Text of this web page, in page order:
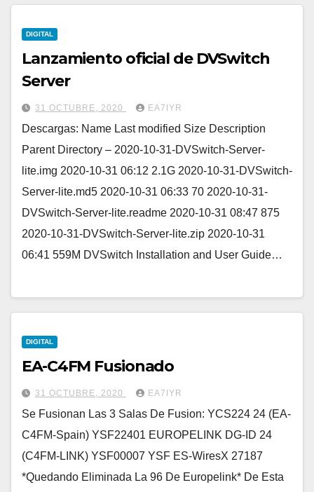
DIGITAL
Lanzamiento oficial de DVSwitch
Server
31 OCTUBRE, 2020 EA7IYR
Descargas: Name Last modified Size Description
Parent Directory – 2020-10-31-DVSwitch-Server-
lite.img 2020-10-31 06:12 2.1G 2020-10-31-DVSwitch-
Server-lite.md5 2020-10-31 06:33 70 2020-10-31-
DVSwitch-Server-lite.readme 2020-10-31 08:47 875
2020-10-31-DVSwitch-Server-lite.zip 2020-10-31
06:41 559M DVSwitch Installation and User Guide…
DIGITAL
EA-C4FM Fusionado
31 OCTUBRE, 2020 EA7IYR
Se Fusionan Las 3 Salas De Fusion: YCS224 24 (EA-
C4FM-Spain) YSF22401 EUROPELINK DG-ID 24
(C4FM-LINK) YSF00007 YSF ES-WiresX 27187
*Quedando Eliminada La 96 De Europelink* De Esta